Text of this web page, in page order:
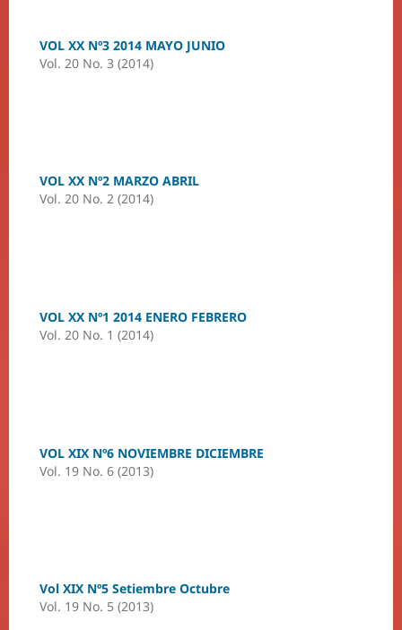
VOL XX Nº3 2014 MAYO JUNIO
Vol. 20 No. 3 (2014)
VOL XX Nº2 MARZO ABRIL
Vol. 20 No. 2 (2014)
VOL XX Nº1 2014 ENERO FEBRERO
Vol. 20 No. 1 (2014)
VOL XIX Nº6 NOVIEMBRE DICIEMBRE
Vol. 19 No. 6 (2013)
Vol XIX Nº5 Setiembre Octubre
Vol. 19 No. 5 (2013)